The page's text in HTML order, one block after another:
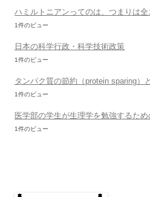
ハミルトニアンってのは、つまりは
1件のビュー
日本の科学行政・科学技術政策
1件のビュー
タンパク質の節約（protein sparing）
1件のビュー
医学部の学生が生理学を勉強するた
1件のビュー